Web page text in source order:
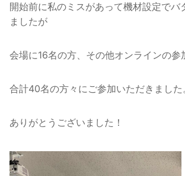
開始前に私のミスがあって機材設定でバ
ましたが
会場に16名の方、その他オンラインの参
合計40名の方々にご参加いただきました
ありがとうございました！